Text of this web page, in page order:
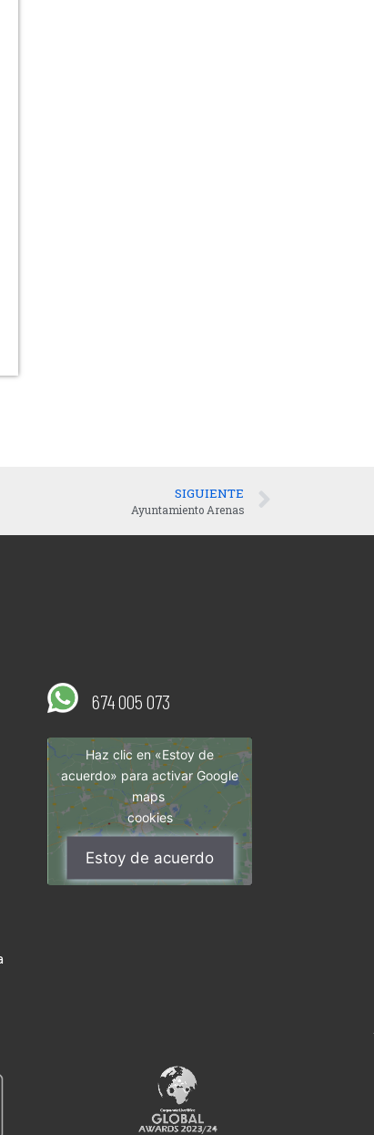
SIGUIENTE
Ayuntamiento Arenas
674 005 073
Haz clic en «Estoy de
acuerdo» para activar Google
maps
cookies
Estoy de acuerdo